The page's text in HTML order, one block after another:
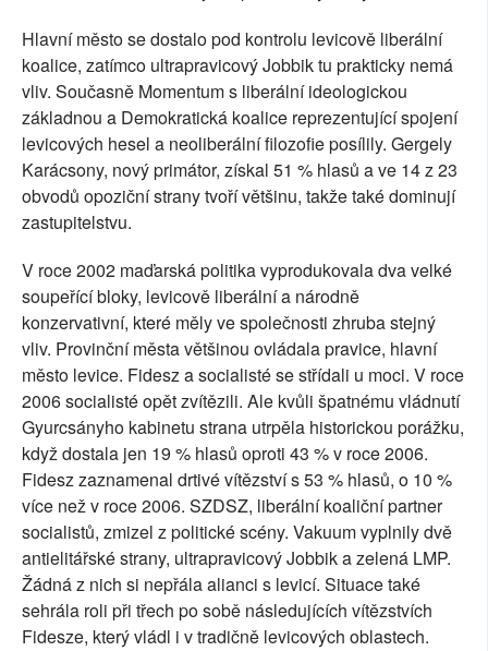
Hlavní město se dostalo pod kontrolu levicově liberální
koalice, zatímco ultrapravicový Jobbik tu prakticky nemá
vliv. Současně Momentum s liberální ideologickou
základnou a Demokratická koalice reprezentující spojení
levicových hesel a neoliberální filozofie posílily. Gergely
Karácsony, nový primátor, získal 51 % hlasů a ve 14 z 23
obvodů opoziční strany tvoří většinu, takže také dominují
zastupitelstvu.
V roce 2002 maďarská politika vyprodukovala dva velké
soupeřící bloky, levicově liberální a národně
konzervativní, které měly ve společnosti zhruba stejný
vliv. Provinční města většinou ovládala pravice, hlavní
město levice. Fidesz a socialisté se střídali u moci. V roce
2006 socialisté opět zvítězili. Ale kvůli špatnému vládnutí
Gyurcsányho kabinetu strana utrpěla historickou porážku,
když dostala jen 19 % hlasů oproti 43 % v roce 2006.
Fidesz zaznamenal drtivé vítězství s 53 % hlasů, o 10 %
více než v roce 2006. SZDSZ, liberální koaliční partner
socialistů, zmizel z politické scény. Vakuum vyplnily dvě
antielitářské strany, ultrapravicový Jobbik a zelená LMP.
Žádná z nich si nepřála alianci s levicí. Situace také
sehrála roli při třech po sobě následujících vítězstvích
Fidesze, který vládl i v tradičně levicových oblastech.